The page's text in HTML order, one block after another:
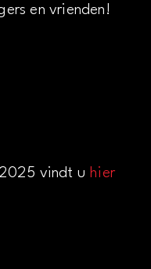
en vrienden!
vindt uhier